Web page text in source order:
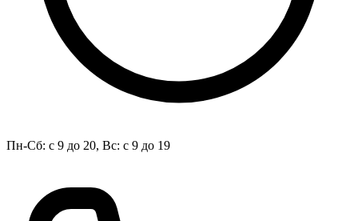
Пн-Сб: с 9 до 20, Вс: с 9 до 19